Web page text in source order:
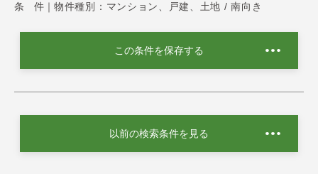
条 件｜ 物件種別：マンション、戸建、土地 / 南向き
この条件を保存する
以前の検索条件を見る